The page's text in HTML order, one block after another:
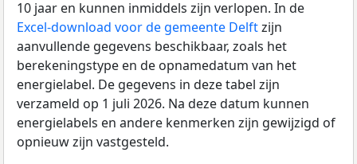
10 jaar en kunnen inmiddels zijn verlopen. In de
Excel-download voor de gemeente Delftzijn
aanvullende gegevens beschikbaar, zoals het
berekeningstype en de opnamedatum van het
energielabel. De gegevens in deze tabel zijn
verzameld op 1 juli 2026. Na deze datum kunnen
energielabels en andere kenmerken zijn gewijzigd of
opnieuw zijn vastgesteld.